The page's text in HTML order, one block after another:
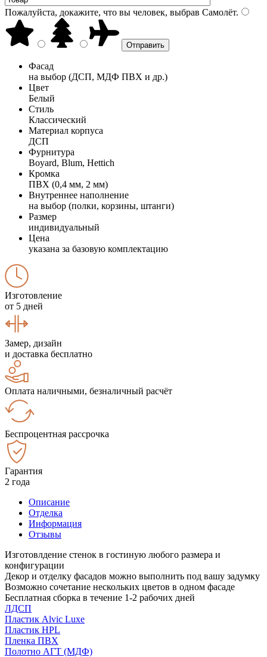
Пожалуйста, докажите, что вы человек, выбрав Самолёт.
Фасад
на выбор (ДСП, МДФ ПВХ и др.)
Цвет
Белый
Стиль
Классический
Материал корпуса
ДСП
Фурнитура
Boyard, Blum, Hettich
Кромка
ПВХ (0,4 мм, 2 мм)
Внутреннее наполнение
на выбор (полки, корзины, штанги)
Размер
индивидуальный
Цена
указана за базовую комплектацию
Изготовление
от 5 дней
Замер, дизайн
и доставка бесплатно
Оплата наличными, безналичный расчёт
Беспроцентная рассрочка
Гарантия
2 года
Описание
Отделка
Информация
Отзывы
Изготовлдение стенок в гостиную любого размера и
конфигурации
Декор и отделку фасадов можно выполнить под вашу задумку
Возможно сочетание нескольких цветов в одном фасаде
Бесплатная сборка в течение 1-2 рабочих дней
ЛДСП
Пластик Alvic Luxe
Пластик HPL
Пленка ПВХ
Полотно АГТ (МДФ)